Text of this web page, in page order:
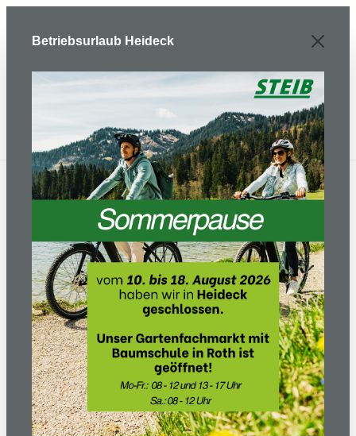
Gartentechnik
Mähtechnik und Pflege
Akku Vertikutierer S 138i
inkl. Akku BLi200 +
Ladegerät C80
Bildergalerie überspringen
Betriebsurlaub Heideck